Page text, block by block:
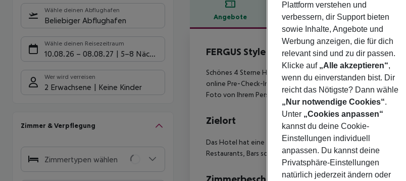
Wähle deinen Abflughafen
Beliebiger Abflughafen
Wähle deinen Reisezeitraum
10.08.26 – 08.08.27 5-8 Nächte
Wer wird verreisen
2 Erwachsene Keine Kinder
Zimmer & Verpflegung
Zimmertypen wählen
Angebote Hotelbeschreibung
Hotelbeschreibung
FERGUS Style Soller Beach
4
Schönes 4 Sterne Hotel mit Strandnähe! JETZT NEU - ONLINE
online Pre-Check-In von Fergus nutzen. Geben Sie Ihre
Foto von Ihrem Personalausweis oder Reisepass mit Ihrem
Zielort
Das Hotel hat eine zentrale Lage und ist nur durch eine
Restaurants, Bars sowie der Hafen. Die Transferzeit beträgt ca.
Plattform verstehen und
verbessern, dir Support bieten
sowie Inhalte, Angebote und
Werbung anzeigen, die für dich
relevant sind und zu dir passen.
Klicke auf „Alle akzeptieren“,
wenn du einverstanden bist. Dir
reicht das Nötigste? Dann wähle
„Nur notwendige Cookies“.
Unter „Cookies anpassen“
kannst du deine Cookie-
Einstellungen individuell
anpassen. Du kannst deine
Privatsphäre-Einstellungen
natürlich jederzeit ändern oder